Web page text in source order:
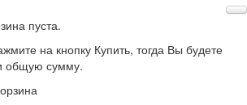
пуста.
на кнопку Купить, тогда Вы будете
общую сумму.